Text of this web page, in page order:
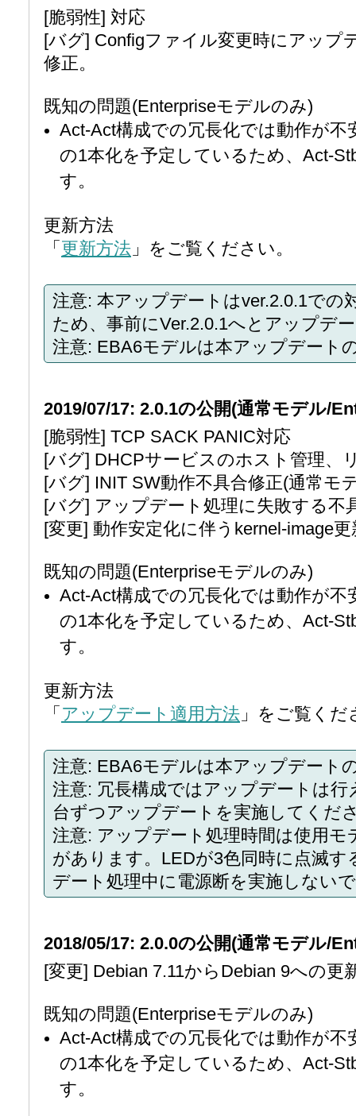
[脆弱性] 対応
[バグ] Configファイル変更時にアップ
修正。
既知の問題(Enterpriseモデルのみ)
Act-Act構成での冗長化では動作が
の1本化を予定しているため、Act-
す。
更新方法
「 更新方法 」をご覧ください。
注意: 本アップデートはver.2.0.1での
ため、事前にVer.2.0.1へとアップデ
注意: EBA6モデルは本アップデート
2019/07/17: 2.0.1の公開(通常モデル/
[脆弱性] TCP SACK PANIC対応
[バグ] DHCPサービスのホスト管理、
[バグ] INIT SW動作不具合修正(通常モ
[バグ] アップデート処理に失敗する不
[変更] 動作安定化に伴うkernel-image
既知の問題(Enterpriseモデルのみ)
Act-Act構成での冗長化では動作が
の1本化を予定しているため、Act-
す。
更新方法
「 アップデート適用方法 」をご覧くだ
注意: EBA6モデルは本アップデート
注意: 冗長構成ではアップデートは
台ずつアップデートを実施してくだ
注意: アップデート処理時間は使用
があります。LEDが3色同時に点滅
デート処理中に電源断を実施しない
2018/05/17: 2.0.0の公開(通常モデル/
[変更] Debian 7.11からDebian 9への更
既知の問題(Enterpriseモデルのみ)
Act-Act構成での冗長化では動作が
の1本化を予定しているため、Act-
す。